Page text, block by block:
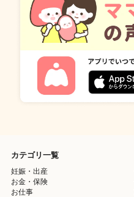
カテゴリ一覧
妊娠・出産
お金・保険
お仕事